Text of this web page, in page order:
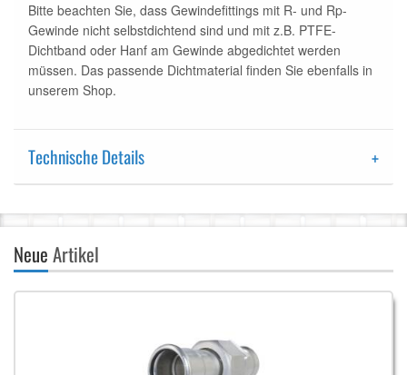
Bitte beachten Sie, dass Gewindefittings mit R- und Rp-
Gewinde nicht selbstdichtend sind und mit z.B. PTFE-
Dichtband oder Hanf am Gewinde abgedichtet werden
müssen. Das passende Dichtmaterial finden Sie ebenfalls in
unserem Shop.
Technische Details
NeueArtikel